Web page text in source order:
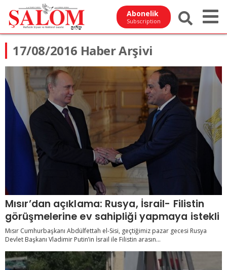
Abonelik
Subscription
17/08/2016 Haber Arşivi
Mısır’dan açıklama: Rusya, İsrail- Filistin
görüşmelerine ev sahipliği yapmaya istekli
Mısır Cumhurbaşkanı Abdülfettah el-Sisi, geçtiğimiz pazar gecesi Rusya
Devlet Başkanı Vladimir Putin’in İsrail ile Filistin arasın...